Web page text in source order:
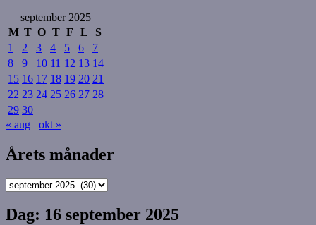
september 2025
M T O T F L
S
1
2 3 4 5 6
7
8
9 10 11 12 13 14
15 16 17 18 19 20 21
22 23 24 25 26 27 28
29 30
« aug
okt »
Årets månader
Årets
Dag: 16 september 2025